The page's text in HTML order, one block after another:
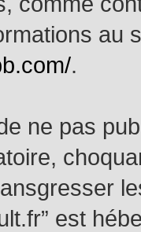
au
.
ne pas
est